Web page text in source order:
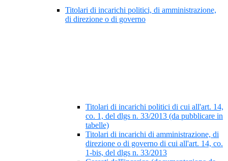
Titolari di incarichi politici, di amministrazione,
di direzione o di governo
Titolari di incarichi politici di cui all'art. 14,
co. 1, del dlgs n. 33/2013 (da pubblicare in
tabelle)
Titolari di incarichi di amministrazione, di
direzione o di governo di cui all'art. 14, co.
1-bis, del dlgs n. 33/2013